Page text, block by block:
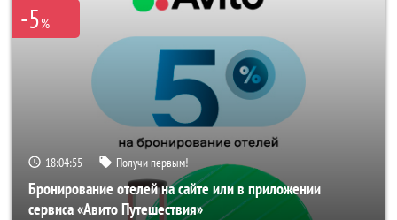
-5%
18:04:55 Получи первым!
Бронирование отелей на сайте или в приложении
сервиса «Авито Путешествия»